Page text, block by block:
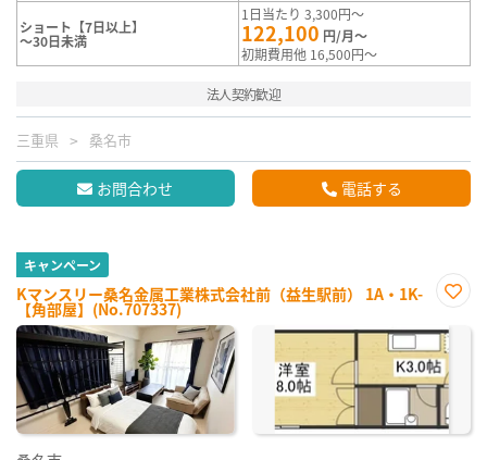
ショート【7日以上】
～30日未満
1日当たり 3,300円～
122,100 円/月～
初期費用他 16,500円～
法人契約歓迎
三重県 桑名市
お問合わせ 電話する
キャンペーン
Kマンスリー桑名金属工業株式会社前（益生駅前） 1A・1K-
【角部屋】(No.707337)
に入
り登
録